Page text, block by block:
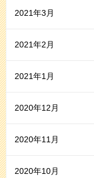
2021年3月
2021年2月
2021年1月
2020年12月
2020年11月
2020年10月